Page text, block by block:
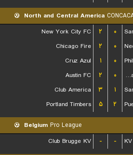
North and Central America
New York City FC
۲ ۰
Chicago Fire
۲ ۰
Cruz Azul
۱ ۰
Austin FC
۲ ۰
Club Tijuana Xoloitzcuintles de Caliente
Club America
۳ ۱
Portland Timbers
۵ ۲
Belgium Pro League
Club Brugge KV
- -